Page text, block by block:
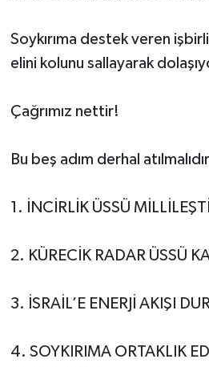
Soykırıma destek veren
elini kolunu sallayarak
Çağrımız nettir!
Bu beş adım derhal
1. İNCİRLİK ÜSSÜ
2. KÜRECİK RADAR ÜSSÜ
3. İSRAİL’E ENERJİ AKIŞI
4. SOYKIRIMA ORTAKLIK